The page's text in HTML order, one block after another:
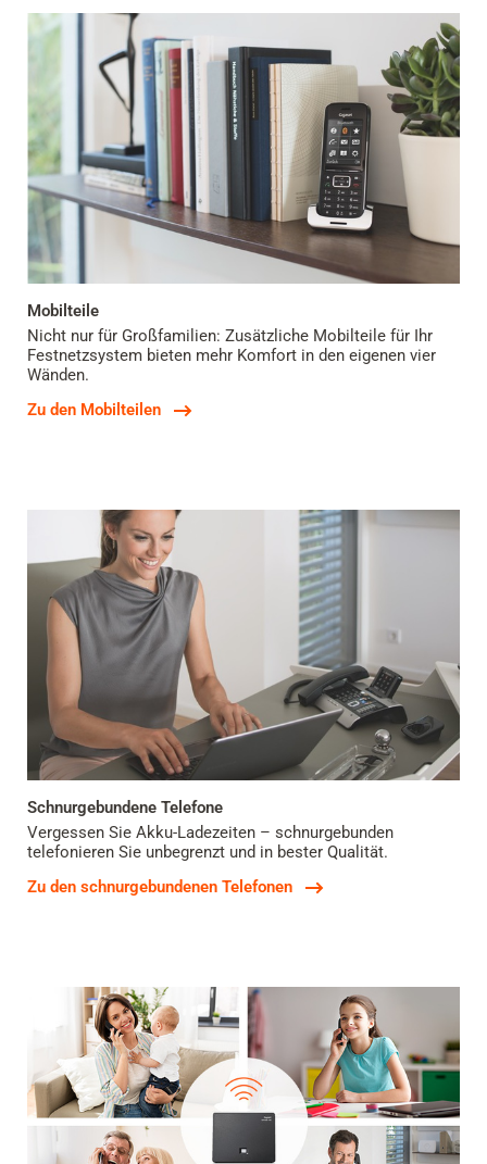
Mobilteile
Nicht nur für Großfamilien: Zusätzliche Mobilteile für Ihr
Festnetzsystem bieten mehr Komfort in den eigenen vier
Wänden.
Zu den Mobilteilen
Schnurgebundene Telefone
Vergessen Sie Akku-Ladezeiten – schnurgebunden
telefonieren Sie unbegrenzt und in bester Qualität.
Zu den schnurgebundenen Telefonen